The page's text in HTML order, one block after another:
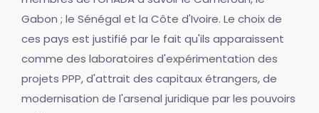
Gabon ; le Sénégal et la Côte d'Ivoire. Le choix de
ces pays est justifié par le fait qu'ils apparaissent
comme des laboratoires d'expérimentation des
projets PPP, d'attrait des capitaux étrangers, de
modernisation de l'arsenal juridique par les pouvoirs